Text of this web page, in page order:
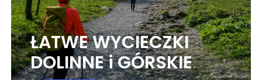
ŁATWE WYCIECZKI
DOLINNE i GÓRSKIE